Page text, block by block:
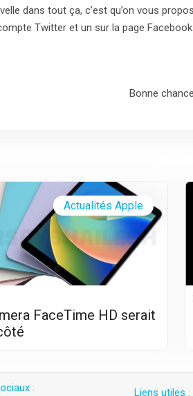
dans tout ça, c’est qu’on vous
Twitter et un sur la page
Bonne
FaceTime HD serait
Actualités Apple
:
Liens utiles :